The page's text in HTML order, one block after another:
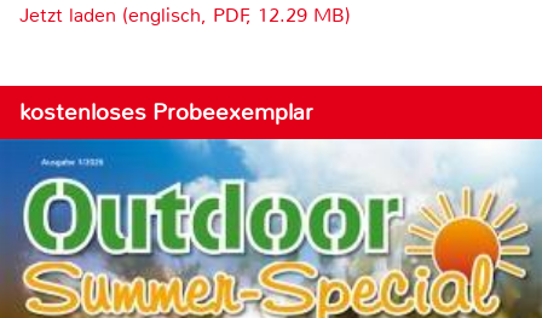
Jetzt laden (englisch, PDF, 12.29 MB)
kostenloses Probeexemplar